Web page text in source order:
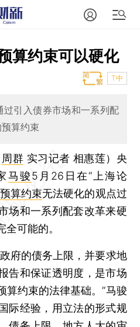
算约束可以硬化
T中
引入债券市场和一系列配
算约束
周群 实习记者 相惠莲） 央
马骏5月26日在“上海论
预算约束无法硬化的观点过
场和一系列配套改革来硬
可能的。
的债务上限，并要求地
告和保证透明度，是市场
算约束的法律基础。”马骏
际经验，用立法的形式规